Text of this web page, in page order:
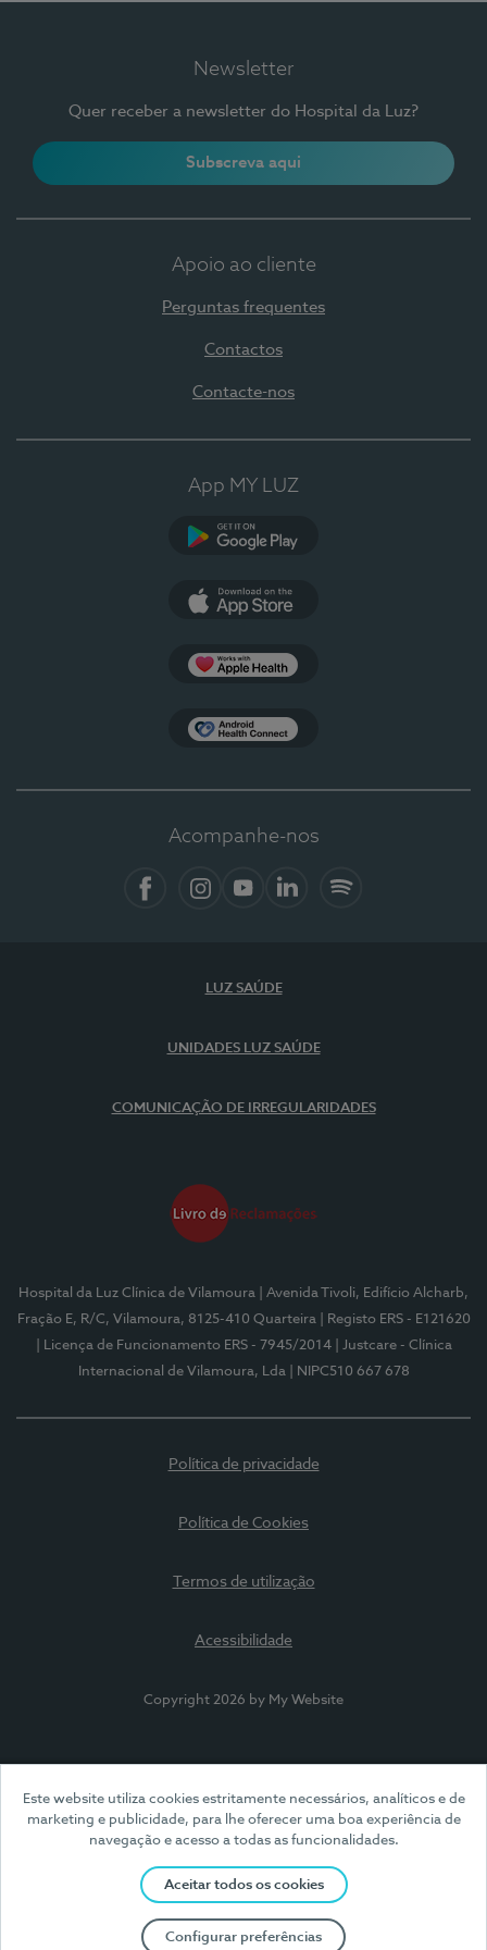
Este website utiliza cookies estritamente necessários, analíticos e de
marketing e publicidade, para lhe oferecer uma boa experiência de
navegação e acesso a todas as funcionalidades.
Aceitar todos os cookies
Configurar preferências
Newsletter
Quer receber a newsletter do Hospital da Luz?
Subscreva aqui
Apoio ao cliente
Perguntas frequentes
Contactos
Contacte-nos
App MY LUZ
Acompanhe-nos
LUZ SAÚDE
UNIDADES LUZ SAÚDE
COMUNICAÇÃO DE IRREGULARIDADES
Hospital da Luz Clínica de Vilamoura
| Avenida Tivoli, Edifício Alcharb,
Fração E, R/C, Vilamoura, 8125-410 Quarteira
| Registo ERS - E121620
| Licença de Funcionamento ERS - 7945/2014
| Justcare - Clínica
Internacional de Vilamoura, Lda
| NIPC510 667 678
Política de privacidade
Política de Cookies
Termos de utilização
Acessibilidade
Copyright 2026 by My Website